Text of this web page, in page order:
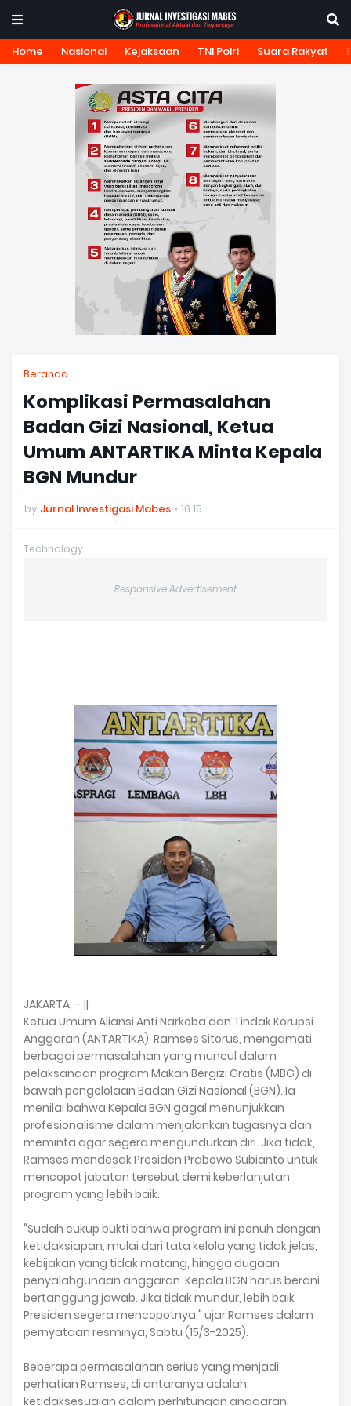
Home Nasional Kejaksaan TNI Polri Suara Rakyat
Beranda
Komplikasi Permasalahan
Badan Gizi Nasional, Ketua
Umum ANTARTIKA Minta Kepala
BGN Mundur
by Jurnal Investigasi Mabes 16.15
Technology
Responsive Advertisement
JAKARTA, – ||
Ketua Umum Aliansi Anti Narkoba dan Tindak Korupsi
Anggaran (ANTARTIKA), Ramses Sitorus, mengamati
berbagai permasalahan yang muncul dalam
pelaksanaan program Makan Bergizi Gratis (MBG) di
bawah pengelolaan Badan Gizi Nasional (BGN). Ia
menilai bahwa Kepala BGN gagal menunjukkan
profesionalisme dalam menjalankan tugasnya dan
meminta agar segera mengundurkan diri. Jika tidak,
Ramses mendesak Presiden Prabowo Subianto untuk
mencopot jabatan tersebut demi keberlanjutan
program yang lebih baik.
"Sudah cukup bukti bahwa program ini penuh dengan
ketidaksiapan, mulai dari tata kelola yang tidak jelas,
kebijakan yang tidak matang, hingga dugaan
penyalahgunaan anggaran. Kepala BGN harus berani
bertanggung jawab. Jika tidak mundur, lebih baik
Presiden segera mencopotnya," ujar Ramses dalam
pernyataan resminya, Sabtu (15/3-2025).
Beberapa permasalahan serius yang menjadi
perhatian Ramses, di antaranya adalah;
ketidaksesuaian dalam perhitungan anggaran.